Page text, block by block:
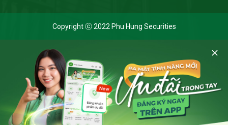
Cookie và chính sách bảo mật
Bằng cách nhấp vào 'Cho phép cookie', bạn đồng ý với việc
Copyright ⓒ 2022 Phu Hung Securities